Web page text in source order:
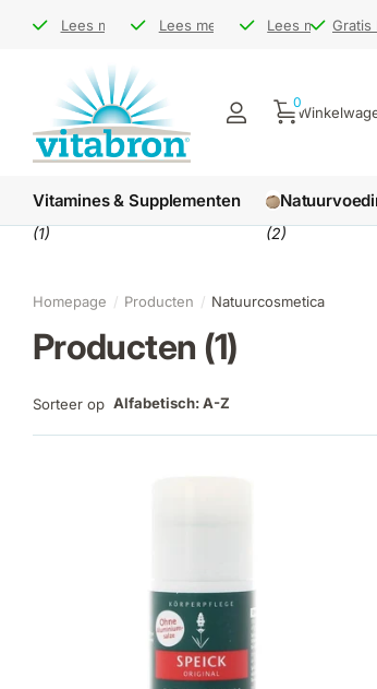
Bezoek ons op demarkt
Lees meer
Bezoek ons op demarkt
Gratis leveringNL € 45 / BE € 65
Lees meer
Gratis leveringNL € 45 / BE € 65
Levertijd1-3
Lees meer
Levertijd1-3Gratis
Gratis
0
Vitamines & Supplementen
(1) (2)
Homepage Producten Natuurcosmetica
Producten (1)
Sorteer op Alfabetisch: A-Z